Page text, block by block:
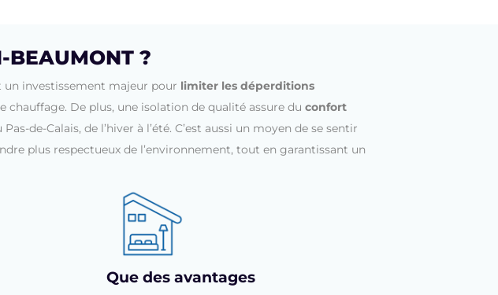
BEAUMONT ?
un investissement majeur pour limiter les déperditions
De plus, une isolation de qualité assure du confort
de-Calais, de l’hiver à l’été. C’est aussi un moyen de se sentir
plus respectueux de l’environnement, tout en garantissant un
Que des avantages